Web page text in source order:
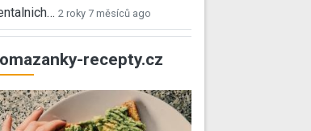
2 roky 7 měsíců ago
recepty.cz